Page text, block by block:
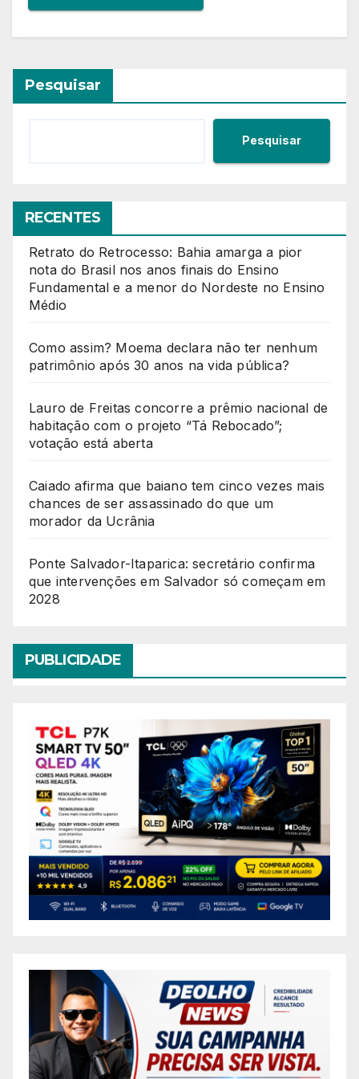
Pesquisar
Pesquisar
RECENTES
Retrato do Retrocesso: Bahia amarga a pior
nota do Brasil nos anos finais do Ensino
Fundamental e a menor do Nordeste no Ensino
Médio
Como assim? Moema declara não ter nenhum
patrimônio após 30 anos na vida pública?
Lauro de Freitas concorre a prêmio nacional de
habitação com o projeto “Tá Rebocado”;
votação está aberta
Caiado afirma que baiano tem cinco vezes mais
chances de ser assassinado do que um
morador da Ucrânia
Ponte Salvador-Itaparica: secretário confirma
que intervenções em Salvador só começam em
2028
PUBLICIDADE